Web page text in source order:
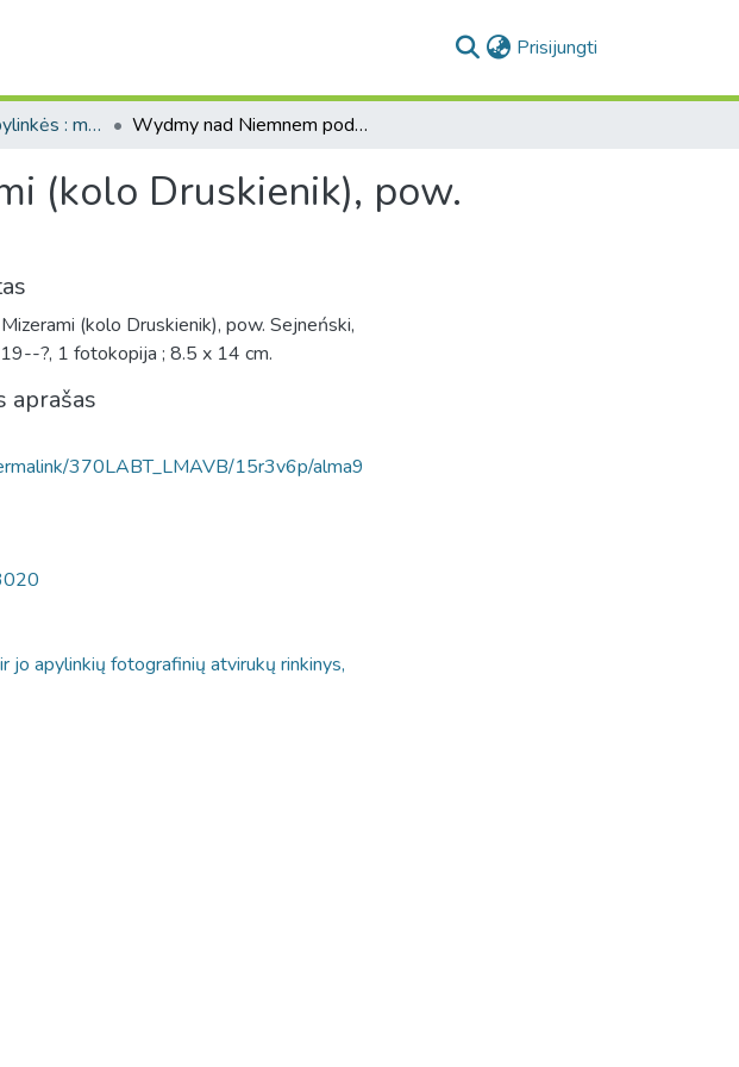
Prisijungti
Druskininkai ir apylinkės : miesto ir jo apylinkių fotografinių atvirukų rinkinys, [1904-1965] Wydmy nad Niemnem pod wsią Mizerami (kolo Druskienik), pow. Sejneński
(kolo Druskienik), pow.
(kolo Druskienik), pow. Sejneński,
?, 1 fotokopija ; 8.5 x 14 cm.
aprašas
370LABT_LMAVB/15r3v6p/alma9
jo apylinkių fotografinių atvirukų rinkinys,